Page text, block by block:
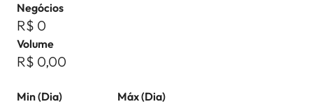
Negócios
R$ 0
Volume
R$ 0,00
Min (Dia) Máx (Dia)